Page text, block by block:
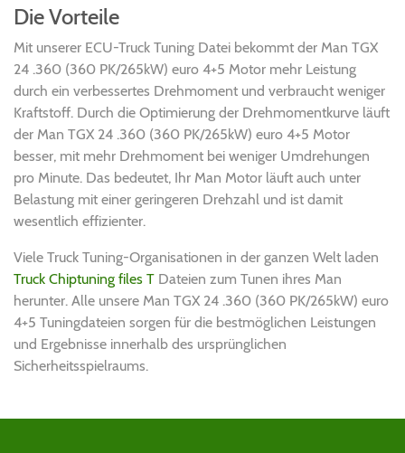
Die Vorteile
Mit unserer ECU-Truck Tuning Datei bekommt der Man TGX
24 .360 (360 PK/265kW) euro 4+5 Motor mehr Leistung
durch ein verbessertes Drehmoment und verbraucht weniger
Kraftstoff. Durch die Optimierung der Drehmomentkurve läuft
der Man TGX 24 .360 (360 PK/265kW) euro 4+5 Motor
besser, mit mehr Drehmoment bei weniger Umdrehungen
pro Minute. Das bedeutet, Ihr Man Motor läuft auch unter
Belastung mit einer geringeren Drehzahl und ist damit
wesentlich effizienter.
Viele Truck Tuning-Organisationen in der ganzen Welt laden
Truck Chiptuning files T Dateien zum Tunen ihres Man
herunter. Alle unsere Man TGX 24 .360 (360 PK/265kW) euro
4+5 Tuningdateien sorgen für die bestmöglichen Leistungen
und Ergebnisse innerhalb des ursprünglichen
Sicherheitsspielraums.